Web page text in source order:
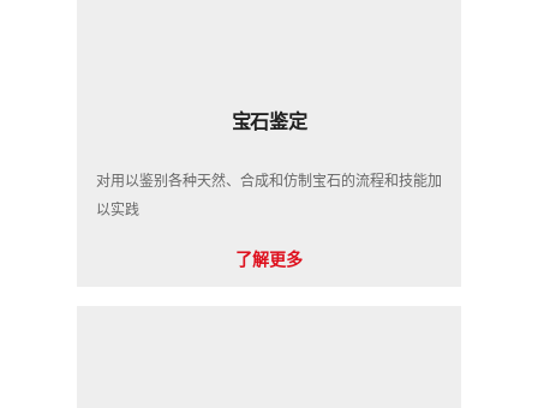
宝石鉴定
对用以鉴别各种天然、合成和仿制宝石的流程和技能加
以实践
了解更多